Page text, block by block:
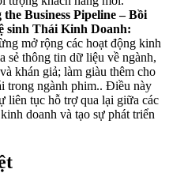
Business Pipeline – Bồi
sinh Thái Kinh Doanh:
mở rộng các hoạt động kinh
sẻ thông tin dữ liệu về ngành,
khán giả; làm giàu thêm cho
trong ngành phim.. Điều này
liên tục hỗ trợ qua lại giữa các
doanh và tạo sự phát triển